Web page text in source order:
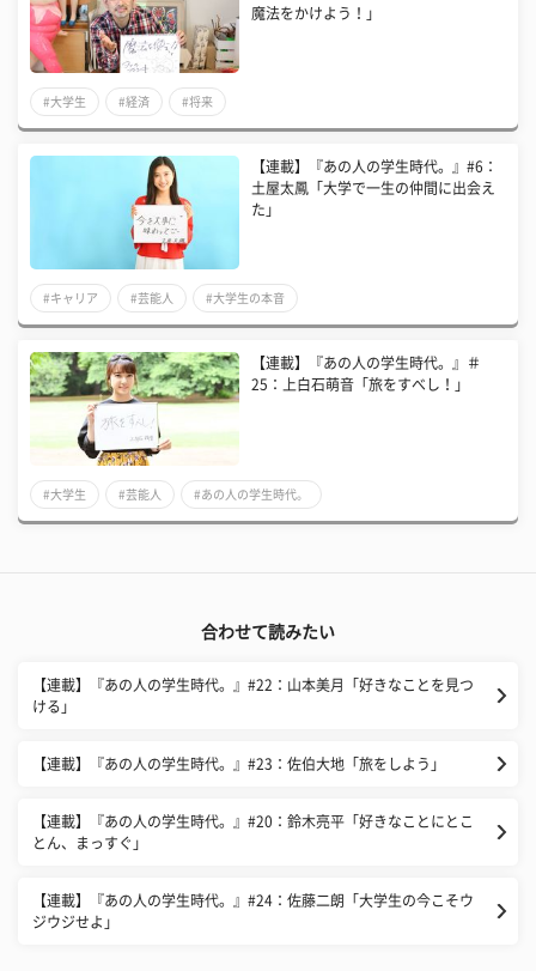
魔法をかけよう！」
#大学生 #経済 #将来
​【連載】『あの人の学生時代。』#6：
土屋太鳳「大学で一生の仲間に出会え
た」
#キャリア #芸能人 #大学生の本音
【連載】『あの人の学生時代。』＃
25：上白石萌音「旅をすべし！」
#大学生 #芸能人 #あの人の学生時代。
合わせて読みたい
【連載】『あの人の学生時代。』#22：山本美月「好きなことを見つ
ける」
【連載】『あの人の学生時代。』#23：佐伯大地「旅をしよう」
【連載】『あの人の学生時代。』#20：鈴木亮平「好きなことにとこ
とん、まっすぐ」
【連載】『あの人の学生時代。』#24：佐藤二朗「大学生の今こそウ
ジウジせよ」